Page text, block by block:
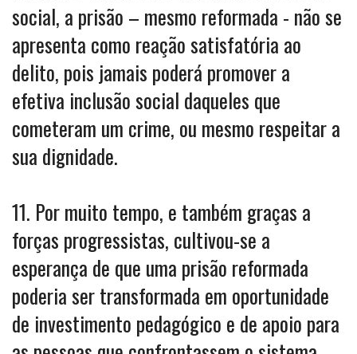
social, a prisão – mesmo reformada - não se
apresenta como reação satisfatória ao
delito, pois jamais poderá promover a
efetiva inclusão social daqueles que
cometeram um crime, ou mesmo respeitar a
sua dignidade.
11. Por muito tempo, e também graças a
forças progressistas, cultivou-se a
esperança de que uma prisão reformada
poderia ser transformada em oportunidade
de investimento pedagógico e de apoio para